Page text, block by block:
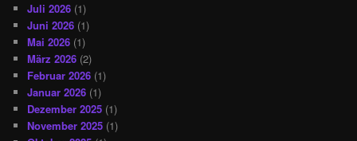
Juli 2026 (1)
Juni 2026 (1)
Mai 2026 (1)
März 2026 (2)
Februar 2026 (1)
Januar 2026 (1)
Dezember 2025 (1)
November 2025 (1)